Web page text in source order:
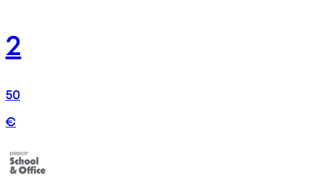
2
50
€